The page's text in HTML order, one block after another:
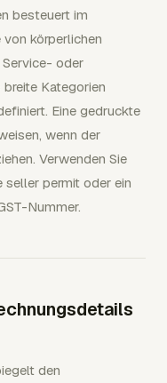
besteuert im
körperlichen
Service- oder
breite Kategorien
Eine gedruckte
wenn der
Verwenden Sie
permit oder ein
Nummer.
den